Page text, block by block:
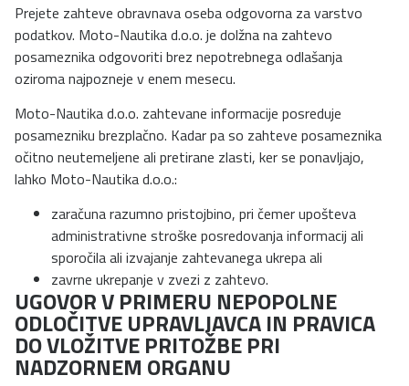
Prejete zahteve obravnava oseba odgovorna za varstvo
podatkov. Moto-Nautika d.o.o. je dolžna na zahtevo
posameznika odgovoriti brez nepotrebnega odlašanja
oziroma najpozneje v enem mesecu.
Moto-Nautika d.o.o. zahtevane informacije posreduje
posamezniku brezplačno. Kadar pa so zahteve posameznika
očitno neutemeljene ali pretirane zlasti, ker se ponavljajo,
lahko Moto-Nautika d.o.o.:
zaračuna razumno pristojbino, pri čemer upošteva
administrativne stroške posredovanja informacij ali
sporočila ali izvajanje zahtevanega ukrepa ali
zavrne ukrepanje v zvezi z zahtevo.
UGOVOR V PRIMERU NEPOPOLNE
ODLOČITVE UPRAVLJAVCA IN PRAVICA
DO VLOŽITVE PRITOŽBE PRI
NADZORNEM ORGANU